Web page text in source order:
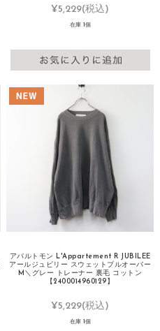
¥5,229(税込)
在庫 1個
アパルトモン L'Appartement R JUBILEE
アールジュビリー スウェットプルオーバー
M＼グレー トレーナー 裏毛 コットン
【2400014960129】
¥5,229(税込)
在庫 1個